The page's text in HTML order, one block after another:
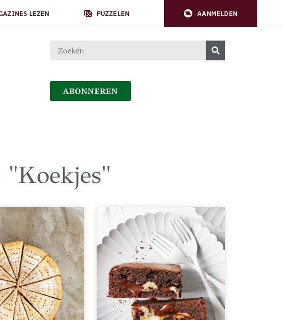
LEZEN PUZZELEN AANMELDEN
ABONNEREN
"Koekjes"